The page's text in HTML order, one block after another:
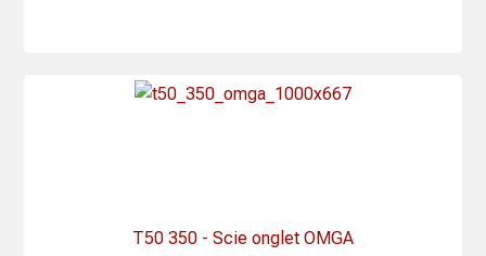
T50 350 - Scie onglet OMGA